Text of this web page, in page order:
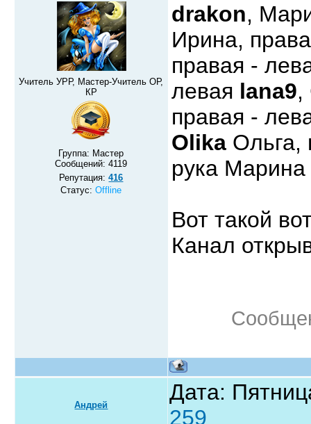
Учитель УРР, Мастер-Учитель ОР,
КР
Группа: Мастер
Сообщений:4119
Репутация:416
Статус:Offline
drakon,
Ирина,
правая -
левая lana9,
правая -
Olika Ольга,
рука Марина
Вот такой
Канал
Андрей
Дата:
259